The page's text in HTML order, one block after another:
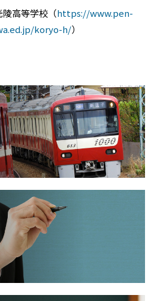
高等学校（https://www.pen-
koryo-h/）